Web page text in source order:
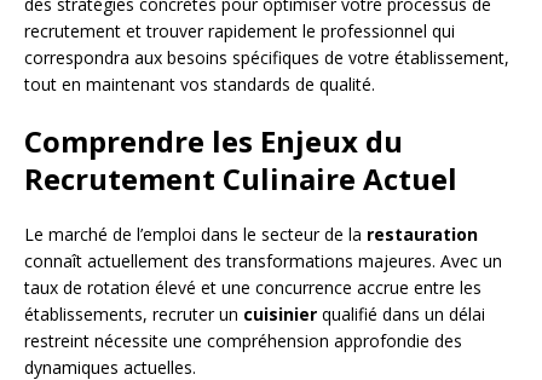
recrutement et trouver rapidement le professionnel qui
correspondra aux besoins spécifiques de votre établissement,
tout en maintenant vos standards de qualité.
Comprendre les Enjeux du
Recrutement Culinaire Actuel
Le marché de l’emploi dans le secteur de la restauration
connaît actuellement des transformations majeures. Avec un
taux de rotation élevé et une concurrence accrue entre les
établissements, recruter un cuisinier qualifié dans un délai
restreint nécessite une compréhension approfondie des
dynamiques actuelles.